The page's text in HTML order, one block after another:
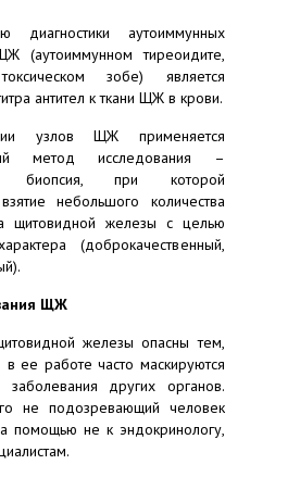
диагностики аутоиммунных
(аутоиммунном тиреоидите,
зобе) является
антител к ткани ЩЖ в крови.
узлов ЩЖ применяется
метод исследования –
биопсия, при которой
небольшого количества
щитовидной железы с целью
(доброкачественный,
ЩЖ
железы опасны тем,
ее работе часто маскируются
других органов.
не подозревающий человек
помощью не к эндокринологу,